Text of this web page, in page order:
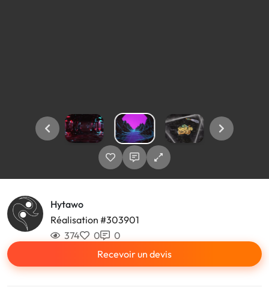
Hytawo
Réalisation #303901
374
0
0
Recevoir un devis